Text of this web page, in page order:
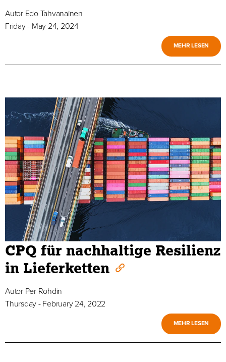
Autor Edo Tahvanainen
Friday - May 24, 2024
MEHR LESEN
CPQ für nachhaltige Resilienz
in Lieferketten
Autor Per Rohdin
Thursday - February 24, 2022
MEHR LESEN